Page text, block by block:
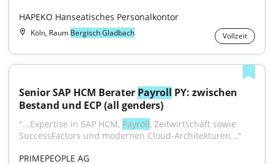
HAPEKO Hanseatisches Personalkontor
Köln, Raum Bergisch Gladbach Vollzeit
Senior SAP HCM Berater Payroll PY: zwischen
Bestand und ECP (all genders)
"...Expertise in SAP HCM, Payroll, Zeitwirtschaft sowie
SuccessFactors und modernen Cloud-Architekturen..."
PRIMEPEOPLE AG